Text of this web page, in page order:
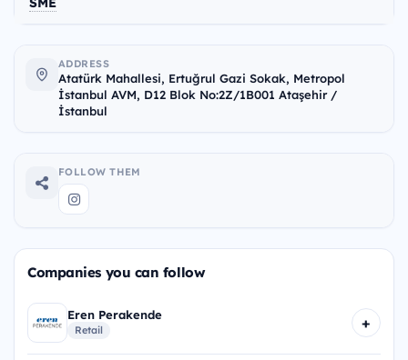
ADDRESS
Atatürk Mahallesi, Ertuğrul Gazi Sokak, Metropol
İstanbul AVM, D12 Blok No:2Z/1B001 Ataşehir /
İstanbul
FOLLOW THEM
Companies you can follow
Eren Perakende
Retail +